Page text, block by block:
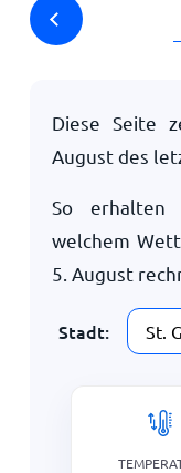
Diese Seite
Augustdes
So erhalten
welchem
5. August
Stadt: